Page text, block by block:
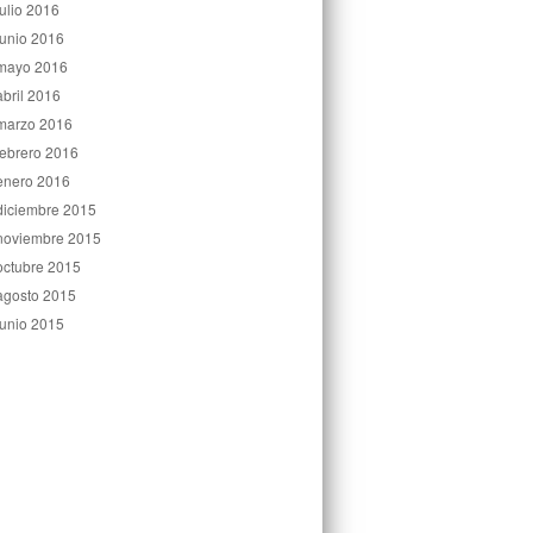
2016
2016
2016
2016
2016
2016
2016
2015
2015
2015
2015
2015